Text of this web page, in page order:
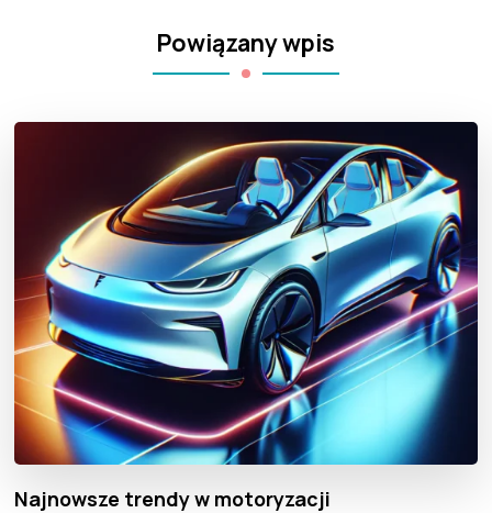
Powiązany wpis
Najnowsze trendy w motoryzacji